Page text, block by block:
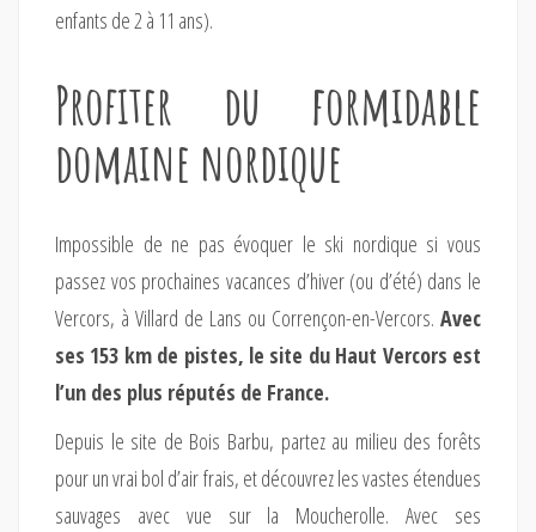
enfants de 2 à 11 ans).
Profiter du formidable
domaine nordique
Impossible de ne pas évoquer le ski nordique si vous
passez vos prochaines vacances d’hiver (ou d’été) dans le
Vercors, à Villard de Lans ou Corrençon-en-Vercors. Avec
ses 153 km de pistes, le site du Haut Vercors est
l’un des plus réputés de France.
Depuis le site de Bois Barbu, partez au milieu des forêts
pour un vrai bol d’air frais, et découvrez les vastes étendues
sauvages avec vue sur la Moucherolle. Avec ses